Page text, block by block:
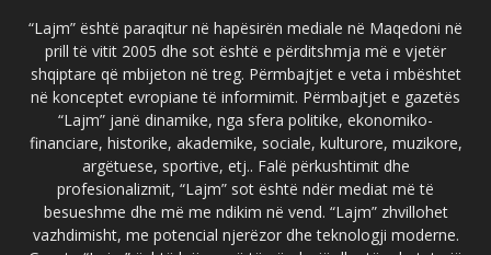
“Lajm” është paraqitur në hapësirën mediale në Maqedoni në
prill të vitit 2005 dhe sot është e përditshmja më e vjetër
shqiptare që mbijeton në treg. Përmbajtjet e veta i mbështet
në konceptet evropiane të informimit. Përmbajtjet e gazetës
“Lajm” janë dinamike, nga sfera politike, ekonomiko-
financiare, historike, akademike, sociale, kulturore, muzikore,
argëtuese, sportive, etj.. Falë përkushtimit dhe
profesionalizmit, “Lajm” sot është ndër mediat më të
besueshme dhe më me ndikim në vend. “Lajm” zhvillohet
vazhdimisht, me potencial njerëzor dhe teknologji moderne.